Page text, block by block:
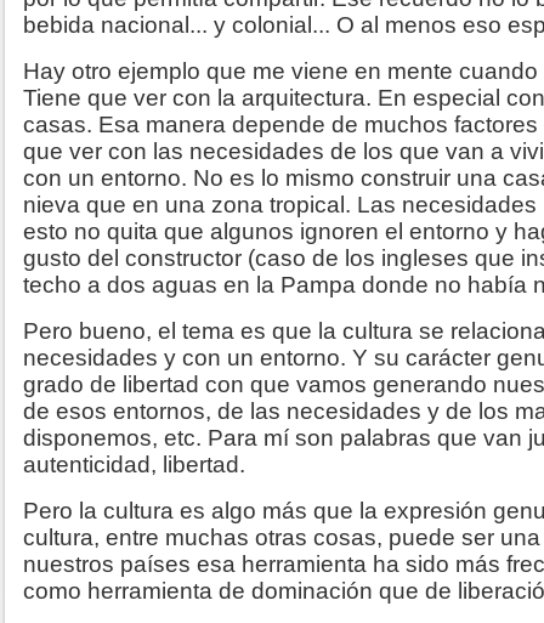
bebida nacional... y colonial... O al menos eso
Hay otro ejemplo que me viene en mente
Tiene que ver con la arquitectura. En especial
casas. Esa manera depende de muchos
que ver con las necesidades de los que van a
con un entorno. No es lo mismo construir una
nieva que en una zona tropical. Las
esto no quita que algunos ignoren el entorno y
gusto del constructor (caso de los ingleses que
techo a dos aguas en la Pampa donde no había
Pero bueno, el tema es que la cultura se
necesidades y con un entorno. Y su carácter
grado de libertad con que vamos generando
de esos entornos, de las necesidades y de los
disponemos, etc. Para mí son palabras que van
autenticidad, libertad.
Pero la cultura es algo más que la expresión
cultura, entre muchas otras cosas, puede ser
nuestros países esa herramienta ha sido más
como herramienta de dominación que de